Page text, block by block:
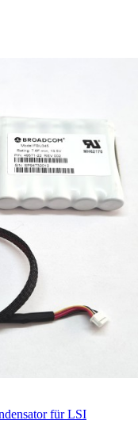
für LSI